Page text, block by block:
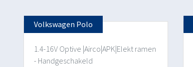
Volkswagen Polo
1.4-16V Optive |Airco|APK|Elekt ramen
- Handgeschakeld